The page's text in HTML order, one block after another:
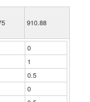
910.88
0
1
0.5
0